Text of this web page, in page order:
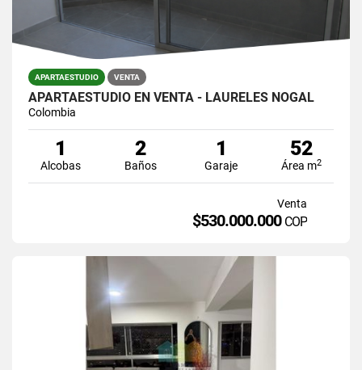
APARTAESTUDIO VENTA
APARTAESTUDIO EN VENTA - LAURELES NOGAL
Colombia
1
Alcobas
2
Baños
1
Garaje
52
Área m2
Venta
$530.000.000 COP